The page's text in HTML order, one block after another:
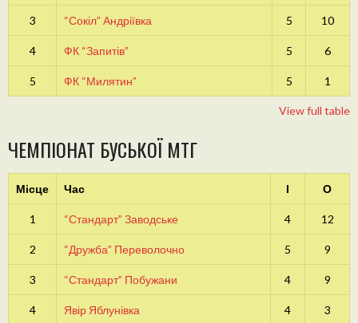
3 “Сокіл” Андріївка 5 10
4 ФК “Запитів” 5 6
5 ФК “Милятин” 5 1
View full table
ЧЕМПІОНАТ БУСЬКОЇ МТГ
Місце Час І О
1 “Стандарт” Заводське 4 12
2 “Дружба” Переволочно 5 9
3 “Стандарт” Побужани 4 9
4 Явір Яблунівка 4 3